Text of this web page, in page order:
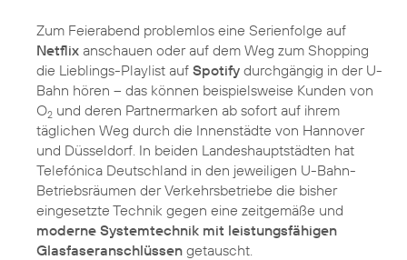
Zum Feierabend problemlos eine Serienfolge auf
Netflix anschauen oder auf dem Weg zum Shopping
die Lieblings-Playlist auf Spotify durchgängig in der U-
Bahn hören – das können beispielsweise Kunden von
O2 und deren Partnermarken ab sofort auf ihrem
täglichen Weg durch die Innenstädte von Hannover
und Düsseldorf. In beiden Landeshauptstädten hat
Telefónica Deutschland in den jeweiligen U-Bahn-
Betriebsräumen der Verkehrsbetriebe die bisher
eingesetzte Technik gegen eine zeitgemäße und
moderne Systemtechnik mit leistungsfähigen
Glasfaseranschlüssen getauscht.